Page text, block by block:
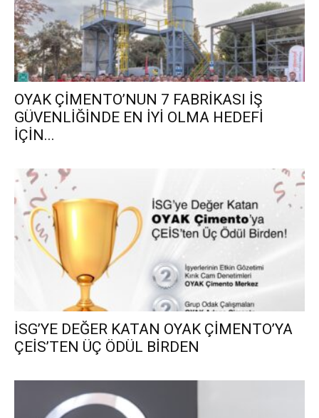
OYAK ÇİMENTO’NUN 7 FABRİKASI İŞ
GÜVENLİĞİNDE EN İYİ OLMA HEDEFİ
İÇİN...
İSG’YE DEĞER KATAN OYAK ÇİMENTO’YA
ÇEİS’TEN ÜÇ ÖDÜL BİRDEN